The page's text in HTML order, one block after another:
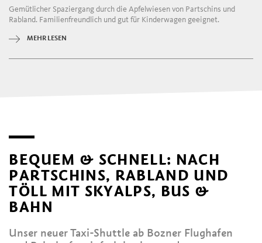
Gemütlicher Spaziergang durch die Apfelwiesen von Partschins und
Rabland. Familienfreundlich und gut für Kinderwagen geeignet.
MEHR LESEN
BEQUEM & SCHNELL: NACH
PARTSCHINS, RABLAND UND
TÖLL MIT SKYALPS, BUS &
BAHN
Unser neuer Taxi-Shuttle ab Bozner Flughafen